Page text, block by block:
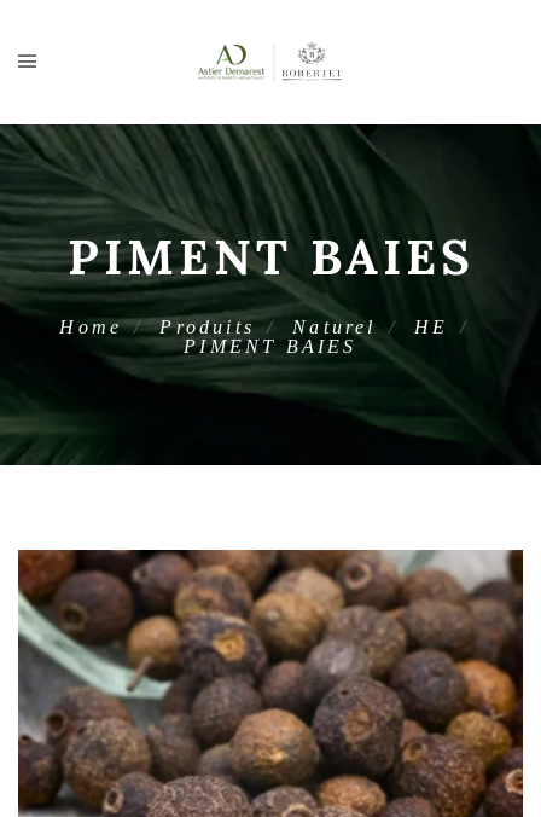
PIMENT BAIES
Home Produits Naturel
HE
PIMENT BAIES